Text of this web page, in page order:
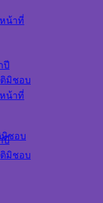
น้าที่
ปี
ติมิชอบ
มิชอบ
น้าที่
ปี
ติมิชอบ